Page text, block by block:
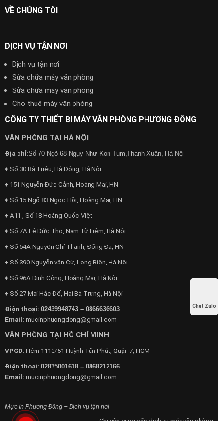
VỀ CHÚNG TÔI
DỊCH VỤ TẬN NƠI
Dịch vụ tận nơi
Sửa chữa máy văn phòng
Sửa chữa máy văn phòng
Cho thuê máy văn phòng
CÔNG TY THIẾT BỊ MÁY VĂN PHÒNG PHƯƠNG ĐÔNG
VĂN PHÒNG TẠI HÀ NỘI
Địa chỉ:Số 70 Ngõ 68 Ngụy Như Kon Tum,Thanh Xuân, Hà Nội
♦ Số 30 Bà Triệu, Hà Đông, Hà Nội
♦ 151 Nguyễn Đức Cảnh, Hoàng Mai, HN
♦ Số 15 Ngõ 83 Ngọc Hồi, Hoàng Mai, HN
♦ A11 , Số 18 Hoàng Quốc Việt
♦ Số 7A Lê Đức Thọ, Nam Từ Liêm, Hà Nội
♦ Số 54A Nguyễn Chí Thanh, Đống Đa, HN
♦ Số 390 Nguyễn văn Cừ, Long Biên, Hà Nội
♦ Số 96A Định Công, Hoàng Mai, Hà Nội
♦ Số 27 Mai Hắc Đế, Hai Bà Trưng, Hà Nội
Điện thoại: 02439948743 – 0866636603
Email: mucinphuongdong@gmail.com
VĂN PHÒNG TẠI HỒ CHÍ MINH
VPGD: Hẻm 1113/51 Huỳnh Tấn Phát, Quận 7, HCM
Điện thoại: 02835001618 – 0868212166
Email: mucinphuongdong@gmail.com
Mực In Phương Đông – Dịch vụ tận nơi
Chat Zalo